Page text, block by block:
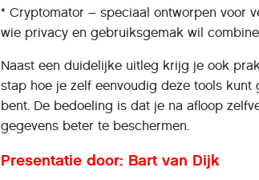
* Cryptomator – speciaal ontworpen voor
wie privacy en gebruiksgemak wil
Naast een duidelijke uitleg krijg je ook
stap hoe je zelf eenvoudig deze tools
bent. De bedoeling is dat je na afloop
gegevens beter te beschermen.
Presentatie door: Bart van Dijk